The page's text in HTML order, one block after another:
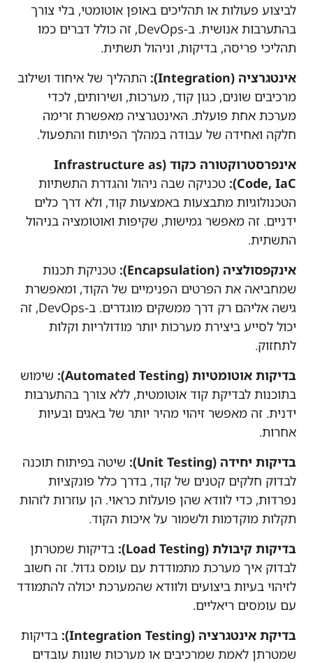
לביצוע פעולות או תהליכים באופן אוטומטי, בלי צורך
בהתערבות אנושית. ב-DevOps, זה כולל דברים כמו
תהליכי פריסה, בדיקות, וניהול תשתית.
אינטגרציה (Integration):
התהליך של איחוד ושילוב
מרכיבים שונים, כגון קוד, מערכות, ושירותים, לכדי
מערכת אחת פועלת. האינטגרציה מאפשרת זרימה
חלקה ואחידה של עבודה במהלך הפיתוח והתפעול.
אינפרסטרוקטורה כקוד (Infrastructure as
Code, IaC):
טכניקה שבה ניהול והגדרת התשתיות
הטכנולוגיות מתבצעות באמצעות קוד, ולא דרך כלים
ידניים. זה מאפשר גמישות, שקיפות ואוטומציה בניהול
התשתית.
אינקפסולציה (Encapsulation):
טכניקת תכנות
שמחביאה את הפרטים הפנימיים של הקוד, ומאפשרת
גישה אליהם רק דרך ממשקים מוגדרים. ב-DevOps, זה
יכול לסייע ביצירת מערכות יותר מודולריות וקלות
לתחזוק.
בדיקות אוטומטיות (Automated Testing):
שימוש
בתוכנות לבדיקת קוד אוטומטית, ללא צורך בהתערבות
ידנית. זה מאפשר זיהוי מהיר יותר של באגים ובעיות
אחרות.
בדיקות יחידה (Unit Testing):
שיטה בפיתוח תוכנה
לבדוק חלקים קטנים של קוד, בדרך כלל פונקציות
נפרדות, כדי לוודא שהן פועלות כראוי. הן עוזרות לזהות
תקלות מוקדמות ולשמור על איכות הקוד.
בדיקות קיבולת (Load Testing):
בדיקות שמטרתן
לבדוק איך מערכת מתמודדת עם עומס גדול. זה חשוב
לזיהוי בעיות ביצועים ולוודא שהמערכת יכולה להתמודד
עם עומסים ריאליים.
בדיקת אינטגרציה (Integration Testing):
בדיקות
שמטרתן לאמת שמרכיבים או מערכות שונות עובדים